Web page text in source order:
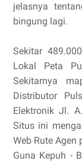
jelasnya
bingung lagi.
Sekitar
Lokal Peta
Sekitarnya
Distributor
Elektronik Jl.
Situs ini
Web Rute Agen
Guna Kepuh -